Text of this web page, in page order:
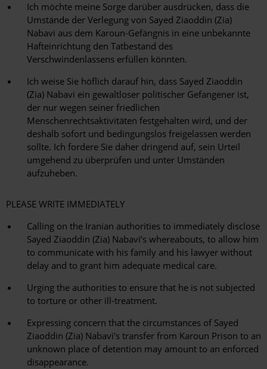
Ich möchte meine Sorge darüber ausdrücken, dass die
Umstände der Verlegung von Sayed Ziaoddin (Zia)
Nabavi aus dem Karoun-Gefängnis in eine unbekannte
Hafteinrichtung den Tatbestand des
Verschwindenlassens erfüllen könnten.
Ich weise Sie höflich darauf hin, dass Sayed Ziaoddin
(Zia) Nabavi ein gewaltloser politischer Gefangener ist,
der nur wegen seiner friedlichen
Menschenrechtsaktivitäten festgehalten wird, und der
deshalb sofort und bedingungslos freigelassen werden
sollte. Ich fordere Sie daher dringend auf, sein Urteil
umgehend zu überprüfen und unter Umständen
aufzuheben.
PLEASE WRITE IMMEDIATELY
Calling on the Iranian authorities to immediately disclose
Sayed Ziaoddin (Zia) Nabavi’s whereabouts, to allow him
to communicate with his family and his lawyer without
delay and to grant him adequate medical care.
Urging the authorities to ensure that he is not subjected
to torture or other ill-treatment.
Expressing concern that the circumstances of Sayed
Ziaoddin (Zia) Nabavi's transfer from Karoun Prison to an
unknown place of detention may amount to an enforced
disappearance.